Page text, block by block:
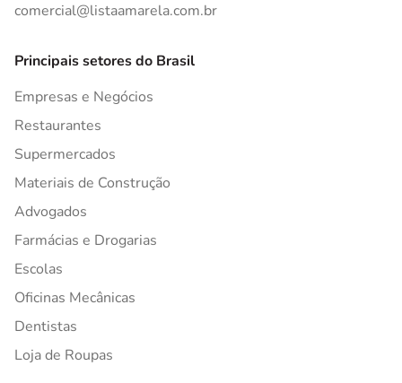
comercial@listaamarela.com.br
Principais setores do Brasil
Empresas e Negócios
Restaurantes
Supermercados
Materiais de Construção
Advogados
Farmácias e Drogarias
Escolas
Oficinas Mecânicas
Dentistas
Loja de Roupas